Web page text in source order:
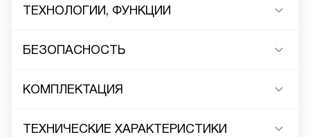
ТЕХНОЛОГИИ, ФУНКЦИИ
БЕЗОПАСНОСТЬ
КОМПЛЕКТАЦИЯ
ТЕХНИЧЕСКИЕ ХАРАКТЕРИСТИКИ